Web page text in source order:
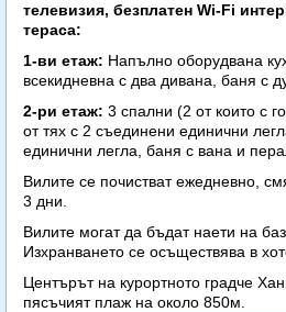
телевизия, безплатен Wi-Fi
тераса:
1-ви етаж: Напълно оборудвана
всекидневна с два дивана, баня с
2-ри етаж: 3 спални (2 от които с
от тях с 2 съединени единични
единични легла, баня с вана и
Вилите се почистват ежедневно,
3 дни.
Вилите могат да бъдат наети на
Изхранването се осъществява в
Центърът на курортното градче
пясъчият плаж на около 850м.